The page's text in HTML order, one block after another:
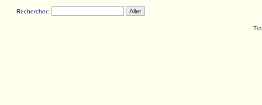
Rechercher: